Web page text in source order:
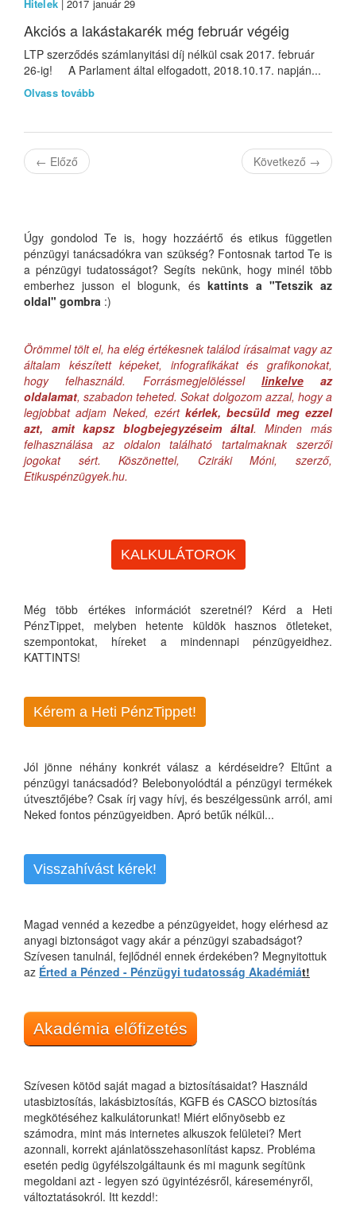
Hitelek| 2017 január 29
Akciós a lakástakarék még február végéig
LTP szerződés számlanyitási díj nélkül csak 2017. február
26-ig! A Parlament által elfogadott, 2018.10.17. napján...
Olvass tovább
← Előző Következő →
Úgy gondolod Te is, hogy hozzáértő és etikus független
pénzügyi tanácsadókra van szükség? Fontosnak tartod Te is
a pénzügyi tudatosságot? Segíts nekünk, hogy minél több
emberhez jusson el blogunk, és kattints a "Tetszik az
oldal" gombra :)
Örömmel tölt el, ha elég értékesnek találod írásaimat vagy az
általam készített képeket, infografikákat és grafikonokat,
hogy felhasználd. Forrásmegjelöléssel linkelveaz
oldalamat, szabadon teheted. Sokat dolgozom azzal, hogy a
legjobbat adjam Neked, ezértkérlek, becsüld meg ezzel
azt, amit kapsz blogbejegyzéseim által. Minden más
felhasználása az oldalon található tartalmaknak szerzői
jogokat sért. Köszönettel, Cziráki Móni, szerző,
Etikuspénzügyek.hu.
KALKULÁTOROK
Még több értékes információt szeretnél? Kérd a Heti
PénzTippet, melyben hetente küldök hasznos ötleteket,
szempontokat, híreket a mindennapi pénzügyeidhez.
KATTINTS!
Kérem a Heti PénzTippet!
Jól jönne néhány konkrét válasz a kérdéseidre? Eltűnt a
pénzügyi tanácsadód? Belebonyolódtál a pénzügyi termékek
útvesztőjébe? Csak írj vagy hívj, és beszélgessünk arról, ami
Neked fontos pénzügyeidben. Apró betűk nélkül...
Visszahívást kérek!
Magad vennéd a kezedbe a pénzügyeidet, hogy elérhesd az
anyagi biztonságot vagy akár a pénzügyi szabadságot?
Szívesen tanulnál, fejlődnél ennek érdekében? Megnyitottuk
az Érted a Pénzed - Pénzügyi tudatosság Akadémiát!
Akadémia előfizetés
Szívesen kötöd saját magad a biztosításaidat? Használd
utasbiztosítás, lakásbiztosítás, KGFB és CASCO biztosítás
megkötéséhez kalkulátorunkat! Miért előnyösebb ez
számodra, mint más internetes alkuszok felületei? Mert
azonnali, korrekt ajánlatösszehasonlítást kapsz. Probléma
esetén pedig ügyfélszolgáltaunk és mi magunk segítünk
megoldani azt - legyen szó ügyintézésről, káreseményről,
változtatásokról. Itt kezdd!: